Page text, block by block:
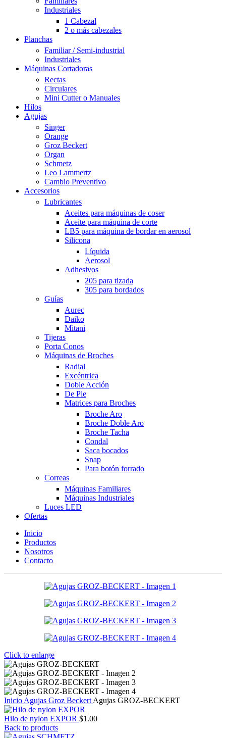
Industriales
1 Cabezal
2 o más cabezales
Planchas
Familiar / Semi-industrial
Industriales
Máquinas Cortadoras
Rectas
Circulares
Mini Cutter o Manuales
Hilos
Agujas
Singer
Orange
Groz Beckert
Organ
Schmetz
Leo Lammertz
Cambio Preventivo
Accesorios
Lubricantes
Aceites para máquinas de coser
Aceite para máquina de corte
LB5 para máquina de bordar en aerosol
Silicona
Líquida
Aerosol
Adhesivos
205 para tizada
305 para bordados
Guías
Aurec
Daiko
Mitani
Tijeras
Porta Conos
Máquinas de Broches
Radial
Excéntrica
Doble Acción
De Pie
Matrices para Broches
Broche Aro
Broche Doble Aro
Broche Tacha
Condal
Saca bocados
Snap
Para botón forrado
Correas
Máquinas Familiares
Máquinas Industriales
Luces LED
Ofertas
Inicio
Productos
Nosotros
Contacto
Click to enlarge
Inicio Agujas Groz Beckert Agujas GROZ-BECKERT
Hilo de nylon EXPOR $1.00
Back to products